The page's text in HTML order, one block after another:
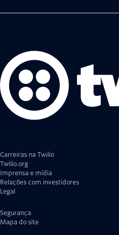
Carreiras na Twilio
Twilio.org
Imprensa e mídia
Relações com investidores
Legal
Segurança
Mapa do site